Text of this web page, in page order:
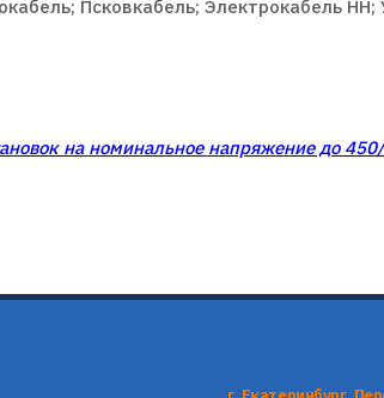
Псковкабель; Электрокабель НН;
на номинальное напряжение до